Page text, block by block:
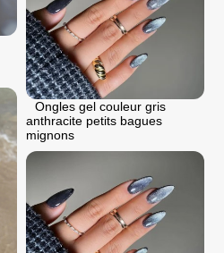
Ongles gel couleur gris
anthracite petits bagues
mignons